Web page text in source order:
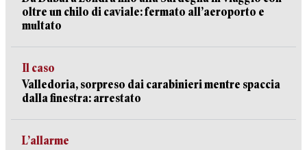
oltre un chilo di caviale: fermato all’aeroporto e
multato
Il caso
Valledoria, sorpreso dai carabinieri mentre spaccia
dalla finestra: arrestato
L’allarme